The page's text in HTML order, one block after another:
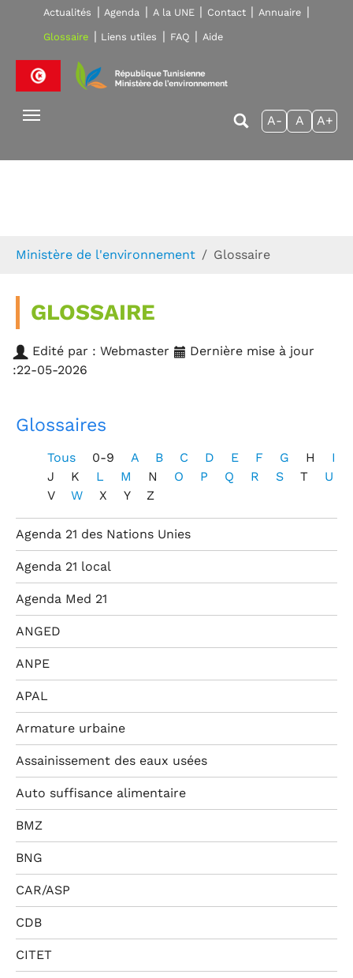
Skip to main navigation
Aller au contenu principal
Skip to page footer
Actualités Agenda A la UNE Contact Annuaire
Glossaire Liens utiles FAQ Aide
A- A A+
Ministère de l'environnement Glossaire
GLOSSAIRE
Edité par : Webmaster
Dernière mise à jour
:22-05-2026
Glossaires
Tous 0-9 A B C D E F G H
I
J
K L M N O P Q R S T
U
V
W X Y Z
Agenda 21 des Nations Unies
Agenda 21 local
Agenda Med 21
ANGED
ANPE
APAL
Armature urbaine
Assainissement des eaux usées
Auto suffisance alimentaire
BMZ
BNG
CAR/ASP
CDB
CITET